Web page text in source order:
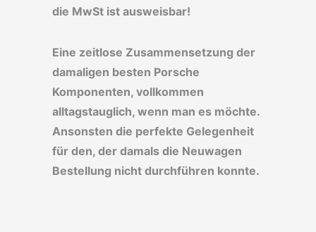
die MwSt ist ausweisbar!
Eine zeitlose Zusammensetzung der
damaligen besten Porsche
Komponenten, vollkommen
alltagstauglich, wenn man es möchte.
Ansonsten die perfekte Gelegenheit
für den, der damals die Neuwagen
Bestellung nicht durchführen konnte.